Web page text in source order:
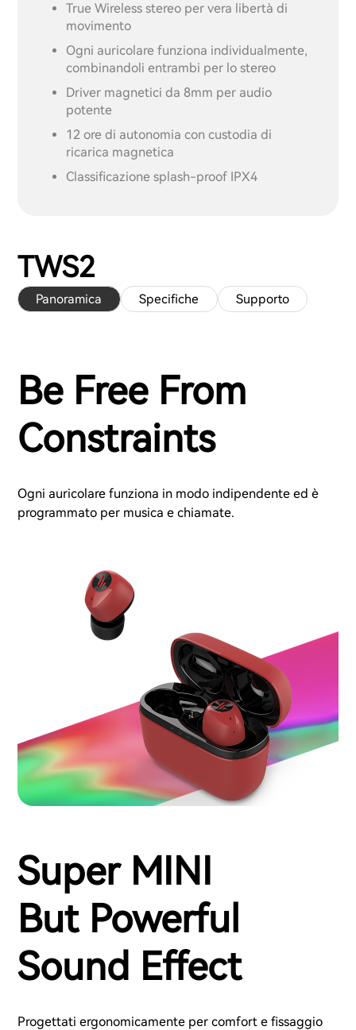
True Wireless stereo per vera libertà di
movimento
Ogni auricolare funziona individualmente,
combinandoli entrambi per lo stereo
Driver magnetici da 8mm per audio
potente
12 ore di autonomia con custodia di
ricarica magnetica
Classificazione splash-proof IPX4
TWS2
Panoramica Specifiche Supporto
Be Free From
Constraints
Ogni auricolare funziona in modo indipendente ed è
programmato per musica e chiamate.
Super MINI
But Powerful
Sound Effect
Progettati ergonomicamente per comfort e fissaggio